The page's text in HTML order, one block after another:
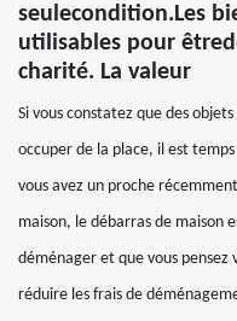
seulecondition.Les
utilisables pour
charité. La valeur
Si vous constatez que des
occuper de la place, il est
vous avez un proche
maison, le débarras de maison
déménager et que vous pensez
réduire les frais de